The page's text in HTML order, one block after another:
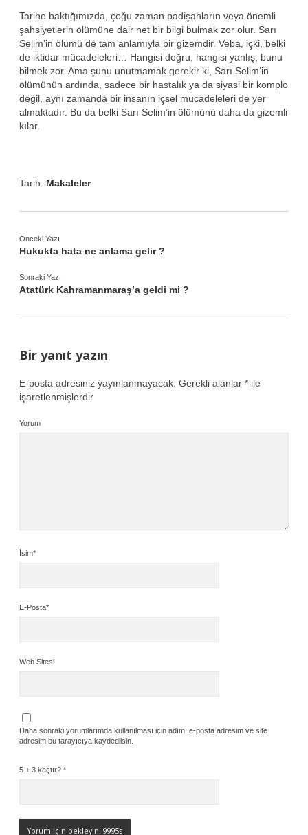
Tarihe baktığımızda, çoğu zaman padişahların veya önemli
şahsiyetlerin ölümüne dair net bir bilgi bulmak zor olur. Sarı
Selim’in ölümü de tam anlamıyla bir gizemdir. Veba, içki, belki
de iktidar mücadeleleri… Hangisi doğru, hangisi yanlış, bunu
bilmek zor. Ama şunu unutmamak gerekir ki, Sarı Selim’in
ölümünün ardında, sadece bir hastalık ya da siyasi bir komplo
değil, aynı zamanda bir insanın içsel mücadeleleri de yer
almaktadır. Bu da belki Sarı Selim’in ölümünü daha da gizemli
kılar.
Tarih: Makaleler
Önceki Yazı
Hukukta hata ne anlama gelir ?
Sonraki Yazı
Atatürk Kahramanmaraş’a geldi mi ?
Bir yanıt yazın
E-posta adresiniz yayınlanmayacak. Gerekli alanlar * ile
işaretlenmişlerdir
Yorum
İsim*
E-Posta*
Web Sitesi
Daha sonraki yorumlarımda kullanılması için adım, e-posta adresim ve site
adresim bu tarayıcıya kaydedilsin.
5 + 3 kaçtır? *